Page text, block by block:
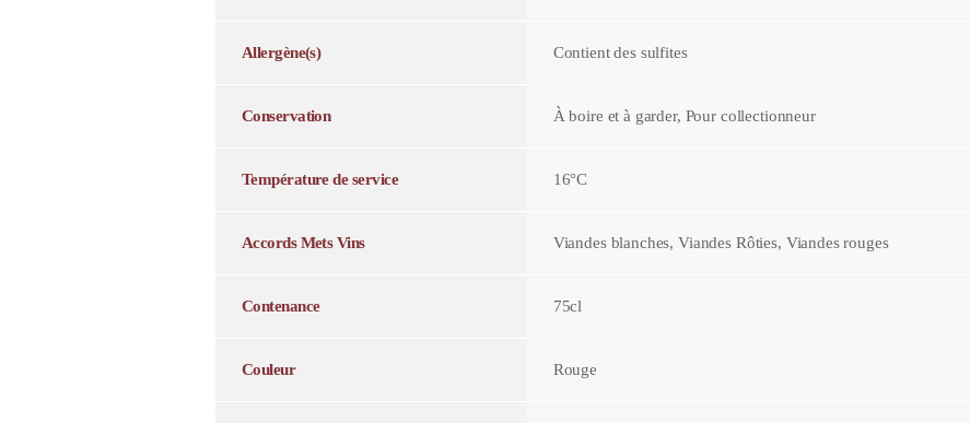
Allergène(s) Contient des sulfites
Conservation À boire et à garder, Pour collectionneur
Température de service 16°C
Accords Mets Vins Viandes blanches, Viandes Rôties, Viandes rouges
Contenance 75cl
Couleur Rouge